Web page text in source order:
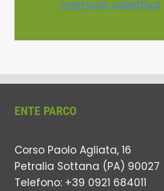
memoria collettiva
ENTE PARCO
Corso Paolo Agliata, 16
Petralia Sottana (PA) 90027
Telefono: +39 0921 684011